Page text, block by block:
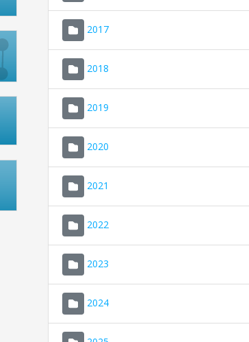
2017
2018
2019
2020
2021
2022
2023
2024